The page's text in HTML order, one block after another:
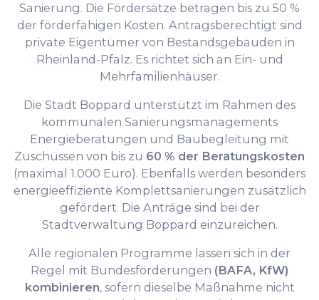
Sanierung. Die Fördersätze betragen bis zu 50 %
der förderfähigen Kosten. Antragsberechtigt sind
private Eigentümer von Bestandsgebäuden in
Rheinland-Pfalz. Es richtet sich an Ein- und
Mehrfamilienhäuser.
Die Stadt Boppard unterstützt im Rahmen des
kommunalen Sanierungsmanagements
Energieberatungen und Baubegleitung mit
Zuschüssen von bis zu 60 % der Beratungskosten
(maximal 1.000 Euro). Ebenfalls werden besonders
energieeffiziente Komplettsanierungen zusätzlich
gefördert. Die Anträge sind bei der
Stadtverwaltung Boppard einzureichen.
Alle regionalen Programme lassen sich in der
Regel mit Bundesförderungen (BAFA, KfW)
kombinieren, sofern dieselbe Maßnahme nicht